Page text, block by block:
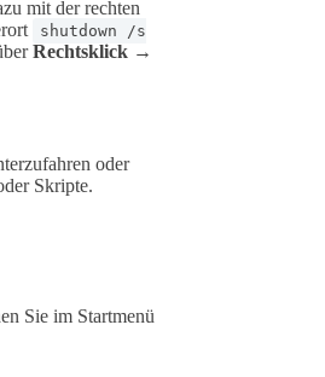
mit der rechten
shutdown /s
Rechtsklick →
oder
Skripte.
Sie im Startmenü